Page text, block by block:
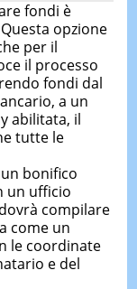
fondi è
opzione
per il
il processo
fondi dal
a un
abilitata, il
tutte le
bonifico
un ufficio
compilare
come un
le coordinate
e del